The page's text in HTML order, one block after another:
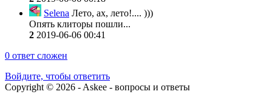
Selena Лето, ах, лето!.... )))
Опять клиторы пошли...
2 2019-06-06 00:41
0 ответ сложен
Войдите, чтобы ответить
Copyright © 2026 - Askee - вопросы и ответы